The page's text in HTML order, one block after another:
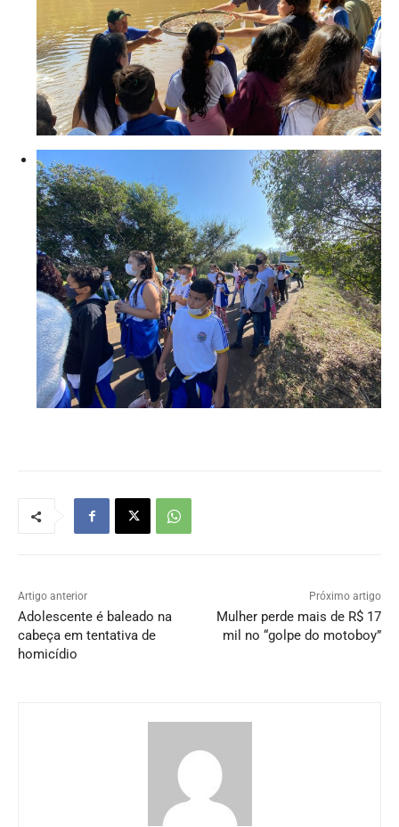
Artigo anterior
Adolescente é baleado na
cabeça em tentativa de
homicídio
Próximo artigo
Mulher perde mais de R$ 17
mil no “golpe do motoboy”